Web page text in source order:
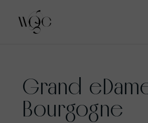
contenuGrand
Bourgogne